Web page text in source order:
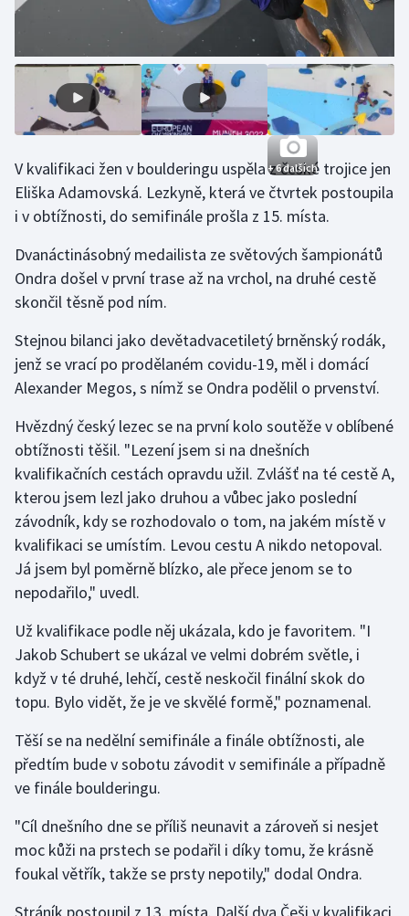
Krasobruslení
Lezení
Moderní pětiboj
Motorsport
Olympijské hry
Parasport
Plavání
Plážový volejbal
Rychlobruslení
Rychlostní kanoistika
Short track
Sportovní střelba
Stolní tenis
Veslování
Volejbal
Ostatní
+ 6 dalších
V kvalifikaci žen v boulderingu uspěla z české trojice jen
Eliška Adamovská. Lezkyně, která ve čtvrtek postoupila
i v obtížnosti, do semifinále prošla z 15. místa.
Dvanáctinásobný medailista ze světových šampionátů
Ondra došel v první trase až na vrchol, na druhé cestě
skončil těsně pod ním.
Stejnou bilanci jako devětadvacetiletý brněnský rodák,
jenž se vrací po prodělaném covidu-19, měl i domácí
Alexander Megos, s nímž se Ondra podělil o prvenství.
Hvězdný český lezec se na první kolo soutěže v oblíbené
obtížnosti těšil. "Lezení jsem si na dnešních
kvalifikačních cestách opravdu užil. Zvlášť na té cestě A,
kterou jsem lezl jako druhou a vůbec jako poslední
závodník, kdy se rozhodovalo o tom, na jakém místě v
kvalifikaci se umístím. Levou cestu A nikdo netopoval.
Já jsem byl poměrně blízko, ale přece jenom se to
nepodařilo," uvedl.
Už kvalifikace podle něj ukázala, kdo je favoritem. "I
Jakob Schubert se ukázal ve velmi dobrém světle, i
když v té druhé, lehčí, cestě neskočil finální skok do
topu. Bylo vidět, že je ve skvělé formě," poznamenal.
Těší se na nedělní semifinále a finále obtížnosti, ale
předtím bude v sobotu závodit v semifinále a případně
ve finále boulderingu.
"Cíl dnešního dne se příliš neunavit a zároveň si nesjet
moc kůži na prstech se podařil i díky tomu, že krásně
foukal větřík, takže se prsty nepotily," dodal Ondra.
Stráník postoupil z 13. místa. Další dva Češi v kvalifikaci